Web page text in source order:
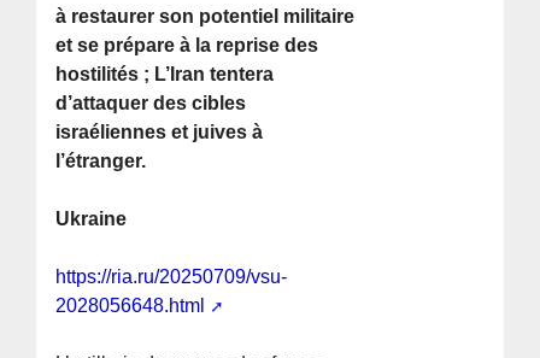
à restaurer son potentiel militaire
et se prépare à la reprise des
hostilités ; L’Iran tentera
d’attaquer des cibles
israéliennes et juives à
l’étranger.
Ukraine
https://ria.ru/20250709/vsu-
2028056648.html